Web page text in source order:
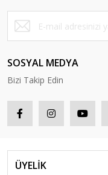
SOSYAL MEDYA
Bizi Takip Edin
ÜYELİK